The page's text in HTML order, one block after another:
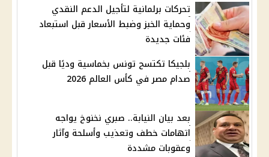
تحركات برلمانية لتأجيل الدعم النقدي
وحماية الخبز وضبط الأسعار قبل استبعاد
فئات جديدة
بلجيكا تكتسح تونس بخماسية وديًا قبل
صدام مصر في كأس العالم 2026
بعد بيان النيابة.. صبري نخنوخ يواجه
اتهامات خطف وتعذيب وأسلحة وآثار
وعقوبات مشددة